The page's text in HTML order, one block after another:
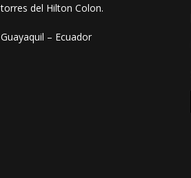
torres del Hilton Colon.
Guayaquil – Ecuador